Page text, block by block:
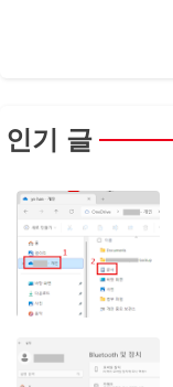
인기 글